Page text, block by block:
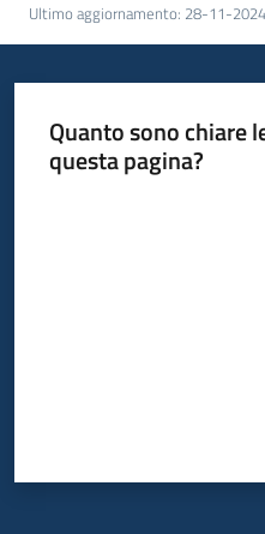
bandi
Piani
progetti
su
Ultimo aggiornamento: 28-11-
Quanto sono chiare
questa pagina?